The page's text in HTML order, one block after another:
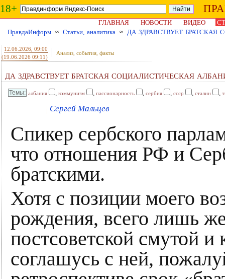
18+
ГЛАВНАЯ НОВОСТИ ВИДЕО
ПравдаИнформ ≈ Статьи, аналитика ≈ ДА ЗДРАВСТВУЕТ БРАТСКАЯ
12.06.2026 , 09:00
(19.06.2026 09:11)
Анализ, события, факты
ДА ЗДРАВСТВУЕТ БРАТСКАЯ СОЦИАЛИСТИЧЕСКАЯ
албания , коммунизм , пассионарность , сербия , ссср , сталин ,
Сергей Мальцев
Спикер сербского
что отношения РФ и
братскими.
Хотя с позиции моего
рождения, всего лишь
постсоветской
соглашусь с ней,